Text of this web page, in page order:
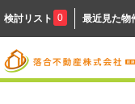
検討リスト 0 最近見た物